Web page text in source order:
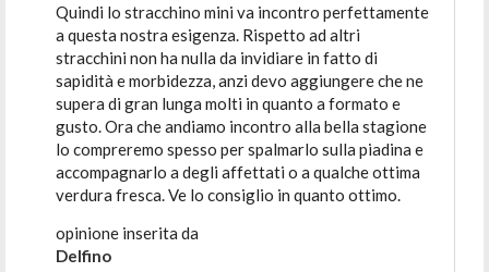
Quindi lo stracchino mini va incontro perfettamente
a questa nostra esigenza. Rispetto ad altri
stracchini non ha nulla da invidiare in fatto di
sapidità e morbidezza, anzi devo aggiungere che ne
supera di gran lunga molti in quanto a formato e
gusto. Ora che andiamo incontro alla bella stagione
lo compreremo spesso per spalmarlo sulla piadina e
accompagnarlo a degli affettati o a qualche ottima
verdura fresca. Ve lo consiglio in quanto ottimo.
opinione inserita da
Delfino